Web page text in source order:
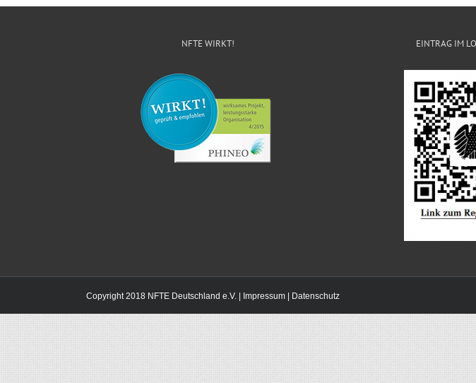
NFTE WIRKT! EINTRAG IM
Copyright 2018 NFTE Deutschland e.V. | Impressum | Datenschutz